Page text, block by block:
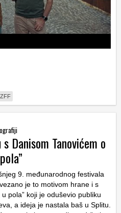
ZFF
Danisom Tanovićem o
9. međunarodnog festivala
je to motivom hrane i s
pola” koji je oduševio publiku
a ideja je nastala baš u Splitu.